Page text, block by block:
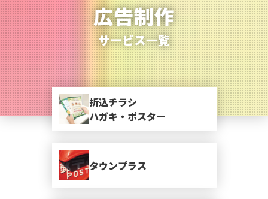
広告制作
サービス一覧
折込チラシ
ハガキ・ポスター
タウンプラス